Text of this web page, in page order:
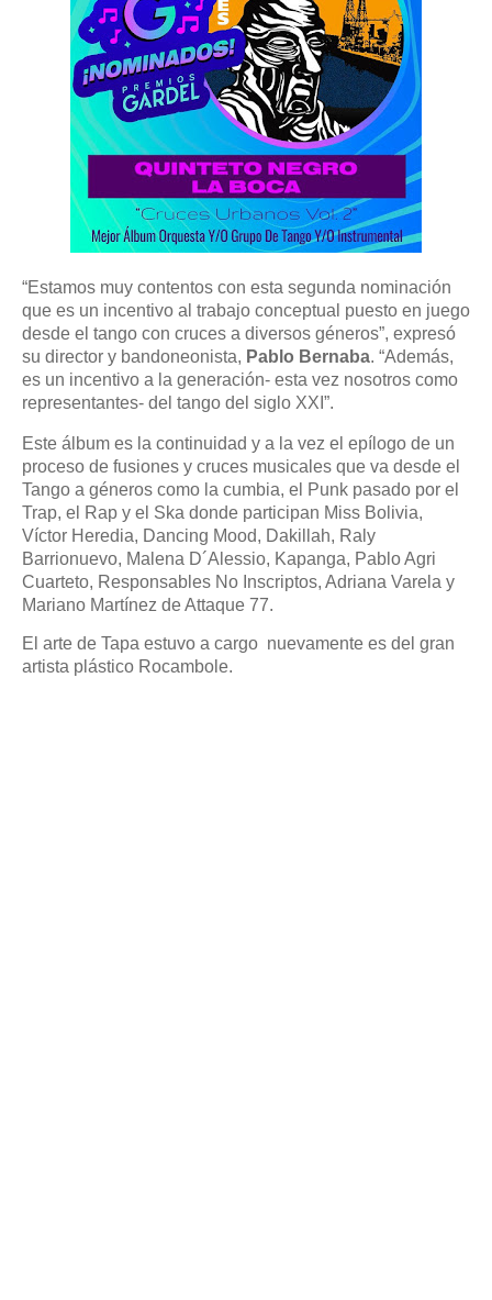
“Estamos muy contentos con esta segunda nominación
que es un incentivo al trabajo conceptual puesto en juego
desde el tango con cruces a diversos géneros”, expresó
su director y bandoneonista, Pablo Bernaba. “Además,
es un incentivo a la generación- esta vez nosotros como
representantes- del tango del siglo XXI”.
Este álbum es la continuidad y a la vez el epílogo de un
proceso de fusiones y cruces musicales que va desde el
Tango a géneros como la cumbia, el Punk pasado por el
Trap, el Rap y el Ska donde participan Miss Bolivia,
Víctor Heredia, Dancing Mood, Dakillah, Raly
Barrionuevo, Malena D´Alessio, Kapanga, Pablo Agri
Cuarteto, Responsables No Inscriptos, Adriana Varela y
Mariano Martínez de Attaque 77.
El arte de Tapa estuvo a cargo nuevamente es del gran
artista plástico Rocambole.